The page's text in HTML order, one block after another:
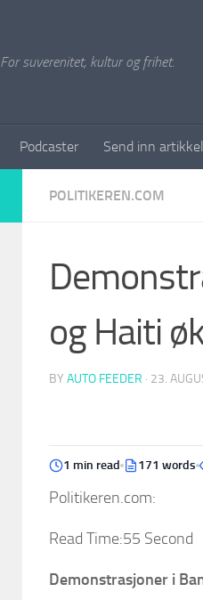
For suverenitet, kultur og frihet.
Podcaster Send inn artikkel
POLITIKEREN.COM
og Haiti
BY AUTO FEEDER · 23.
1 min read 171 words
Politikeren.com:
Read Time:55 Second
Demonstrasjoner i